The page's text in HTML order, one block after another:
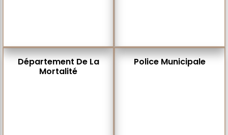
Police Municipale
Département De La
Mortalité